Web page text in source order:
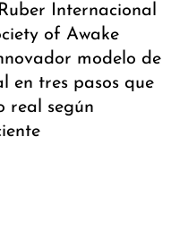
Internacional
of Awake
modelo de
en tres pasos que
real según